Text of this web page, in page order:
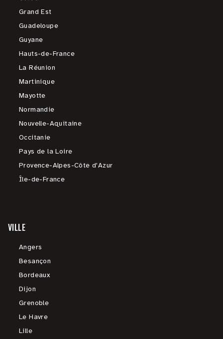
Grand Est
Guadeloupe
Guyane
Hauts-de-France
La Réunion
Martinique
Mayotte
Normandie
Nouvelle-Aquitaine
Occitanie
Pays de la Loire
Provence-Alpes-Côte d'Azur
Île-de-France
VILLE
Angers
Besançon
Bordeaux
Dijon
Grenoble
Le Havre
Lille